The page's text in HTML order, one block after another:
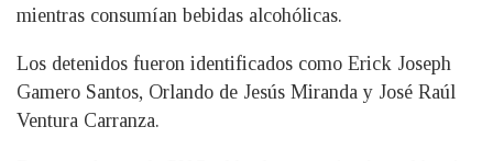
mientras consumían bebidas alcohólicas.
Los detenidos fueron identificados como Erick Joseph
Gamero Santos, Orlando de Jesús Miranda y José Raúl
Ventura Carranza.